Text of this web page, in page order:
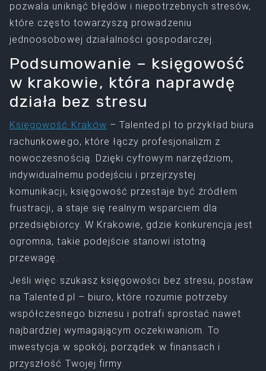
pozwala uniknąć błędów i niepotrzebnych stresów,
które często towarzyszą prowadzeniu
jednoosobowej działalności gospodarczej.
Podsumowanie – księgowość
w krakowie, która naprawdę
działa bez stresu
Księgowość Kraków – Talented.pl to przykład biura
rachunkowego, które łączy profesjonalizm z
nowoczesnością. Dzięki cyfrowym narzędziom,
indywidualnemu podejściu i przejrzystej
komunikacji, księgowość przestaje być źródłem
frustracji, a staje się realnym wsparciem dla
przedsiębiorcy. W Krakowie, gdzie konkurencja jest
ogromna, takie podejście stanowi istotną
przewagę.
Jeśli więc szukasz księgowości bez stresu, postaw
na Talented.pl – biuro, które rozumie potrzeby
współczesnego biznesu i potrafi sprostać nawet
najbardziej wymagającym oczekiwaniom. To
inwestycja w spokój, porządek w finansach i
przyszłość Twojej firmy.